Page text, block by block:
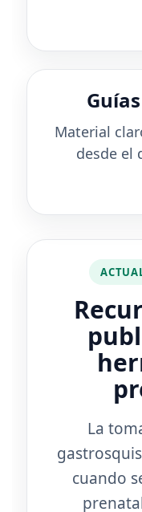
Material
desde el
La
cuando